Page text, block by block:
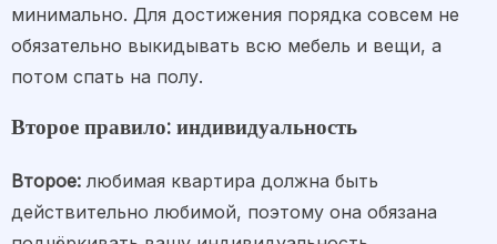
минимально. Для достижения порядка совсем не
обязательно выкидывать всю мебель и вещи, а
потом спать на полу.
Второе правило: индивидуальность
Второе: любимая квартира должна быть
действительно любимой, поэтому она обязана